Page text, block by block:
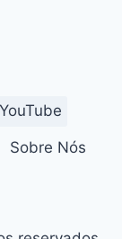
YouTube
Sobre Nós